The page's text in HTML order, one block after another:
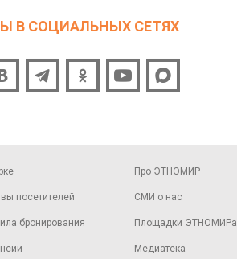
В СОЦИАЛЬНЫХ СЕТЯХ
посетителей
бронирования
Про ЭТНОМИР
СМИ о нас
Площадки ЭТНОМИРа
Медиатека